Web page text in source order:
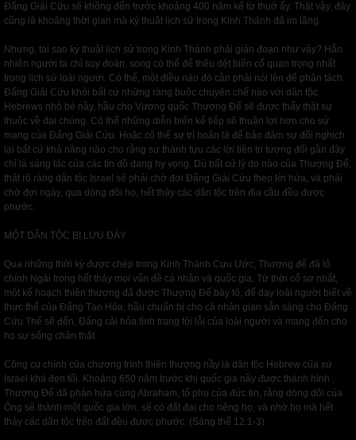
Đấng Giải Cứu sẽ không đến trước khoảng 400 năm kể từ thuở ấy. Thật vậy, đây
cũng là khoảng thời gian mà ký thuật lịch sử trong Kinh Thánh đã im lặng.
Nhưng, tại sao ký thuật lịch sử trong Kinh Thánh phải gián đoạn như vậy? Hẳn
nhiên người ta chỉ suy đoán, song có thể để thêu dệt biến cố quan trọng nhất
trong lịch sử loài người. Có thể, một điều nào đó cần phải nói lên để phân tách
Đấng Giải Cứu khỏi bất cứ những ràng buộc chuyên chế nào với dân tộc
Hebrews nhỏ bé nầy, hầu cho Vương quốc Thượng Đế sẽ được thấy thật sự
thuộc về đại chúng. Có thể những diễn biến kế tiếp sẽ thuận lợi hơn cho sứ
mạng của Đấng Giải Cứu. Hoặc có thể sự trì hoãn là để bảo đảm sự đối nghịch
lại bất cứ khả năng nào cho rằng sự thành tựu các lời tiên tri tương đối gần đây
chỉ là sáng tác của các tín đồ đang hy vọng. Dù bất cứ lý do nào của Thượng Đế,
thật rõ ràng dân tộc Israel sẽ phải chờ đợi Đấng Giải Cứu theo lời hứa, và phải
chờ đợi ngày, qua dòng dõi họ, hết thảy các dân tộc trên địa cầu đều được
phước.
MỘT DÂN TỘC BỊ LƯU ĐÀY
Qua những thời kỳ được chép trong Kinh Thánh Cựu Ước, Thượng đế đã tỏ
chính Ngài trong hết thảy mọi vấn đề cá nhân và quốc gia. Từ thời cổ sơ nhất,
một kế hoạch thiên thượng đã được Thượng Đế bày tỏ, để dạy loài người biết về
thực thể của Đấng Tạo Hóa, hầu chuẩn bị cho cả nhân gian sẳn sàng cho Đấng
Cứu Thế sẽ đến, Đấng cải hóa tình trạng tội lỗi của loài người và mang đến cho
họ sự sống chân thật.
Công cụ chính của chương trình thiên thượng nầy là dân tộc Hebrew của xứ
Israel khá đen tối. Khoảng 650 năm trước khi quốc gia nầy được thành hình ,
Thượng Đế đã phán hứa cùng Abraham, tổ phụ của đức tin, rằng dòng dõi của
Ông sẽ thành một quốc gia lớn, sẽ có đất đai cho riêng họ, và nhờ họ mà hết
thảy các dân tộc trên đất đều được phước. (Sáng thế 12:1-3)